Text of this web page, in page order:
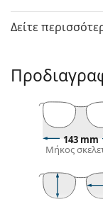
κάθε γυναίκα
Σκελετός
Το κόκκινο
με ζεστούς
καστανά,
ιδανική
στρογγυλό
Δείτε
143 mm
Μήκος